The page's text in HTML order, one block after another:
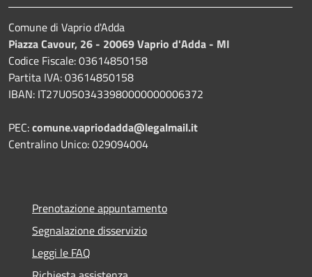
Comune di Vaprio d'Adda
Piazza Cavour, 26 - 20069 Vaprio d'Adda - MI
Codice Fiscale: 03614850158
Partita IVA: 03614850158
IBAN: IT27U0503433980000000006372
PEC:comune.vapriodadda@legalmail.it
Centralino Unico: 029094004
Prenotazione appuntamento
Segnalazione disservizio
Leggi le FAQ